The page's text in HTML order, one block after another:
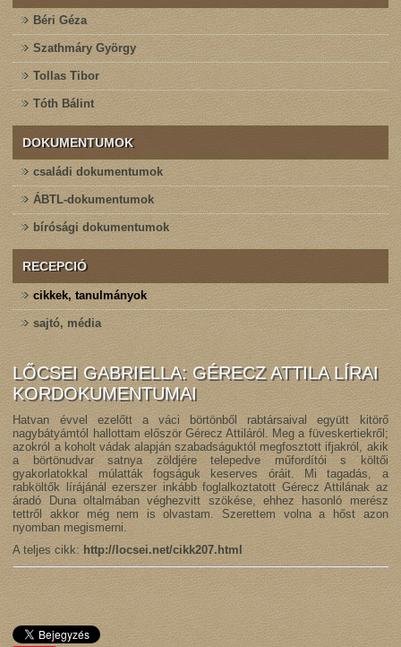
Béri Géza
Szathmáry György
Tollas Tibor
Tóth Bálint
DOKUMENTUMOK
családi dokumentumok
ÁBTL-dokumentumok
bírósági dokumentumok
RECEPCIÓ
cikkek, tanulmányok
sajtó, média
LŐCSEI GABRIELLA: GÉRECZ ATTILA LÍRAI
KORDOKUMENTUMAI
Hatvan évvel ezelőtt a váci börtönből rabtársaival együtt kitörő
nagybátyámtól hallottam először Gérecz Attiláról. Meg a füveskertiekről;
azokról a koholt vádak alapján szabadságuktól megfosztott ifjakról, akik
a börtönudvar satnya zöldjére telepedve műfordítói s költői
gyakorlatokkal múlatták fogságuk keserves óráit. Mi tagadás, a
rabköltők lírájánál ezerszer inkább foglalkoztatott Gérecz Attilának az
áradó Duna oltalmában véghezvitt szökése, ehhez hasonló merész
tettről akkor még nem is olvastam. Szerettem volna a hőst azon
nyomban megismerni.
A teljes cikk: http://locsei.net/cikk207.html